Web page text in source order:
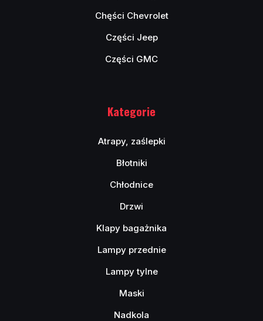
Chęści Chevrolet
Części Jeep
Części GMC
Kategorie
Atrapy, zaślepki
Błotniki
Chłodnice
Drzwi
Klapy bagażnika
Lampy przednie
Lampy tylne
Maski
Nadkola